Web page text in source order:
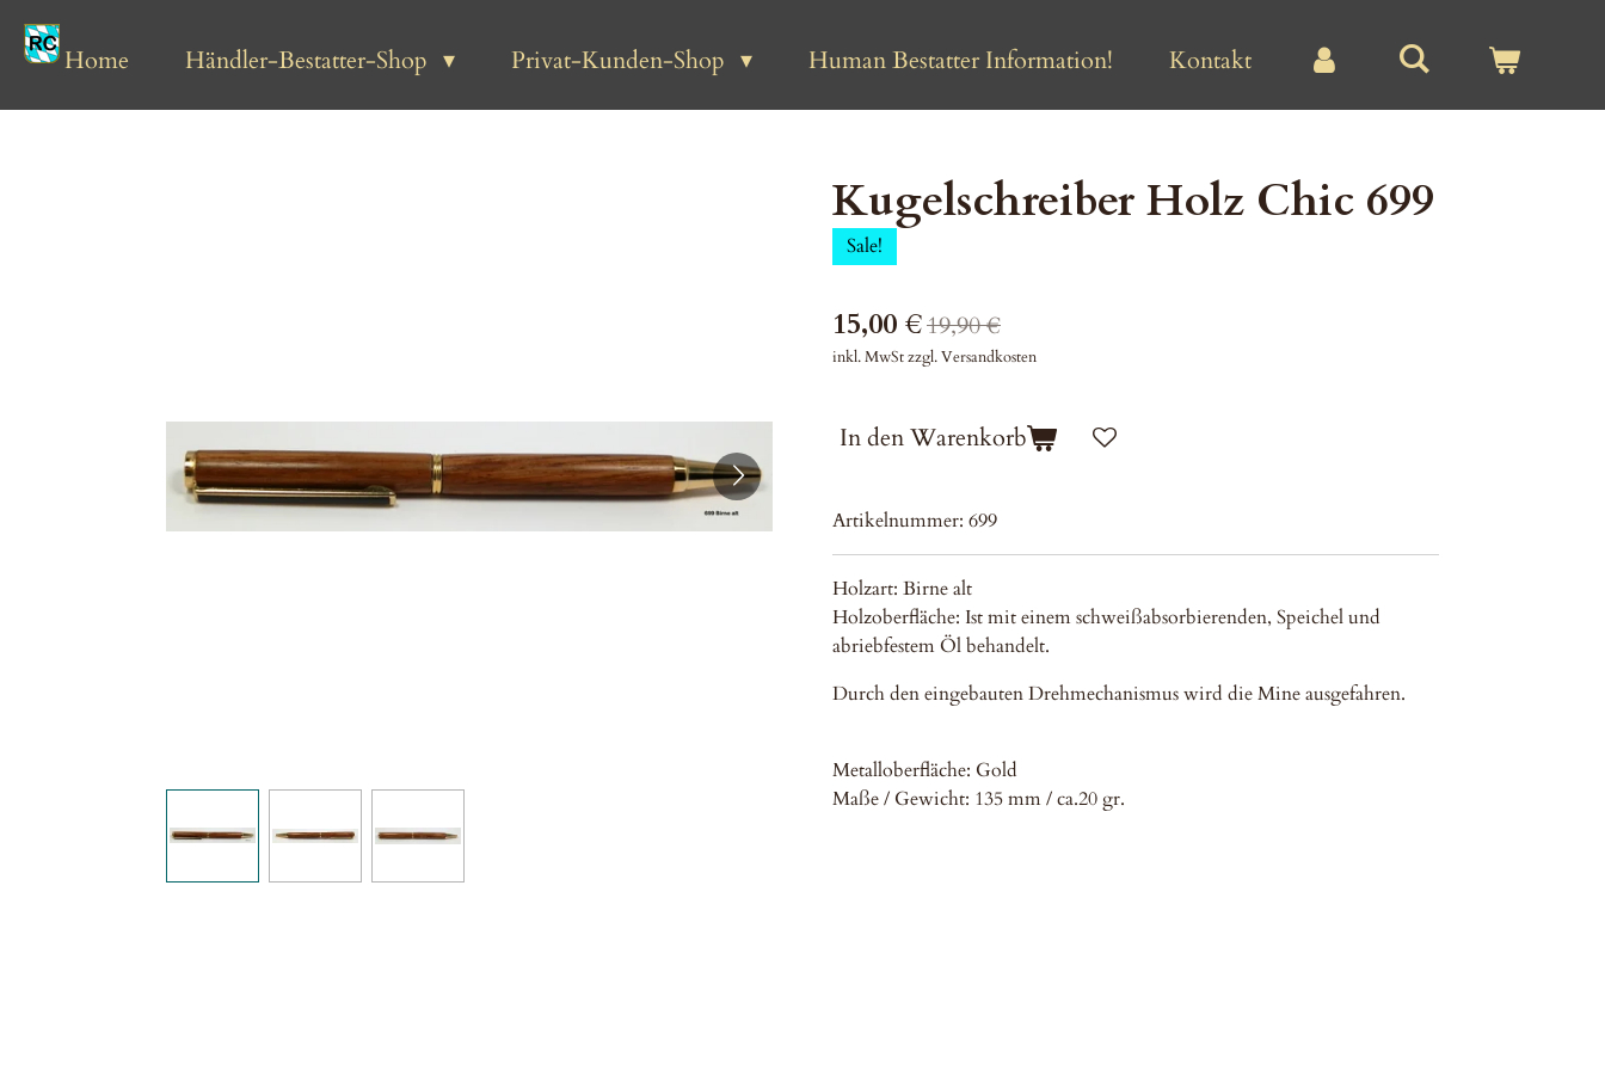
Zum
Hauptinhalt
Home Händler-Bestatter-Shop Privat-Kunden-Shop Human Bestatter Information! Kontakt
Kugelschreiber Holz Chic 699
Sale!
15,00 €19,90 €
inkl. MwSt zzgl. Versandkosten
In den Warenkorb
Artikelnummer: 699
Holzart: Birne alt
Holzoberfläche: Ist mit einem schweißabsorbierenden, Speichel und
abriebfestem Öl behandelt.
Durch den eingebauten Drehmechanismus wird die Mine ausgefahren.
Metalloberfläche: Gold
Maße / Gewicht: 135 mm / ca.20 gr.